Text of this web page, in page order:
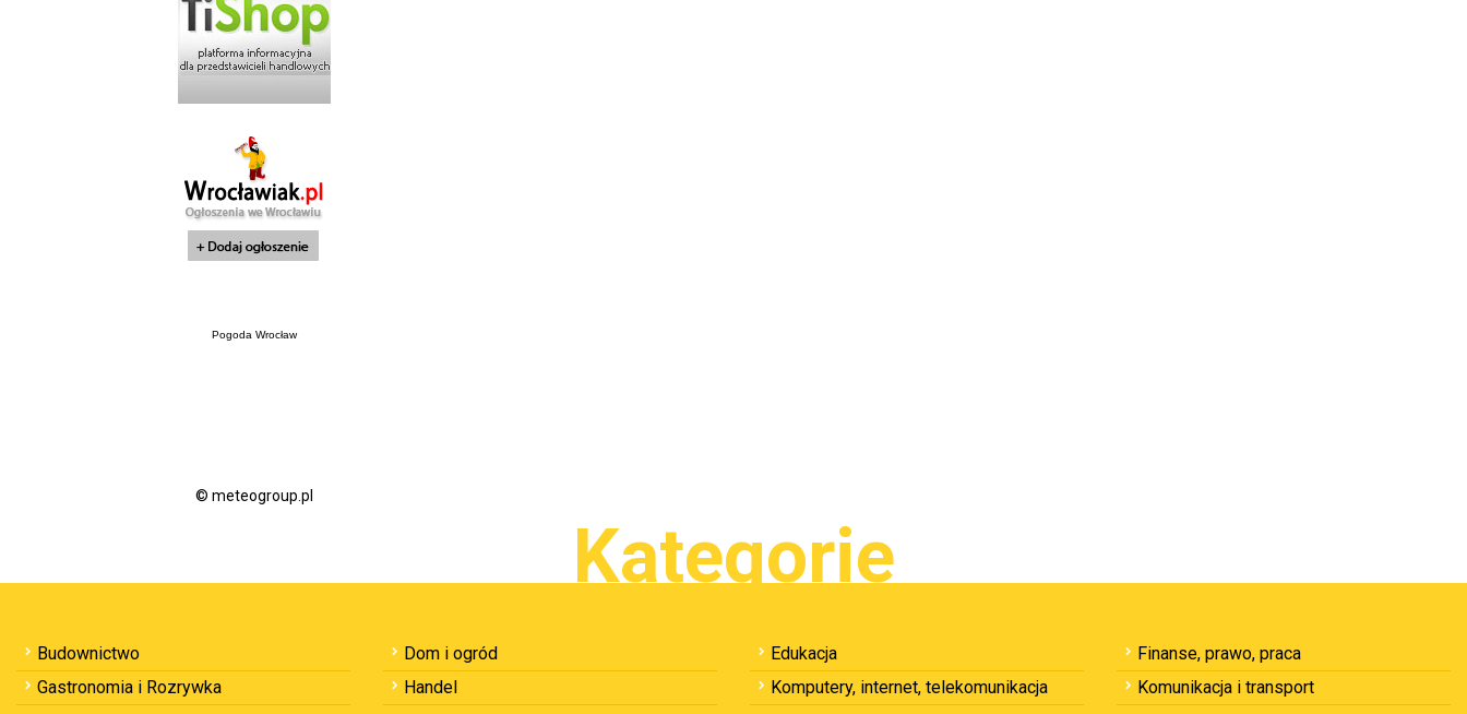
Pogoda Wrocław
© meteogroup.pl
Kategorie
Budownictwo Dom i ogród Edukacja
Finanse, prawo, praca
Gastronomia i Rozrywka
Handel Komputery, internet, telekomunikacja
Komunikacja i transport